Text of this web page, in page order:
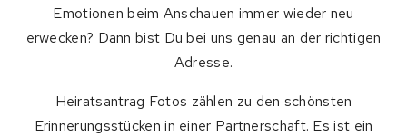
Emotionen beim Anschauen immer wieder neu
erwecken? Dann bist Du bei uns genau an der richtigen
Adresse.
Heiratsantrag Fotos zählen zu den schönsten
Erinnerungsstücken in einer Partnerschaft. Es ist ein